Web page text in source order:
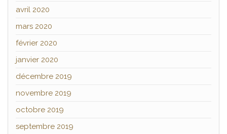
avril 2020
mars 2020
février 2020
janvier 2020
décembre 2019
novembre 2019
octobre 2019
septembre 2019